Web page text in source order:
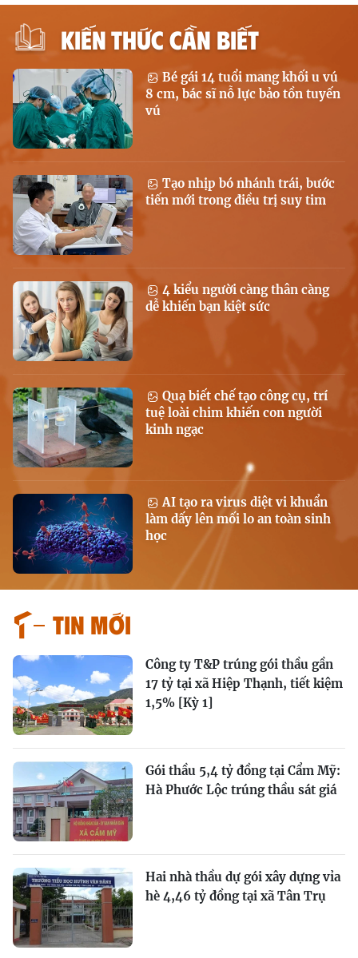
KIẾN THỨC CẦN BIẾT
Bé gái 14 tuổi mang khối u vú
8 cm, bác sĩ nỗ lực bảo tồn tuyến
vú
Tạo nhịp bó nhánh trái, bước
tiến mới trong điều trị suy tim
4 kiểu người càng thân càng
dễ khiến bạn kiệt sức
Quạ biết chế tạo công cụ, trí
tuệ loài chim khiến con người
kinh ngạc
AI tạo ra virus diệt vi khuẩn
làm dấy lên mối lo an toàn sinh
học
Tin mới
Công ty T&P trúng gói thầu gần
17 tỷ tại xã Hiệp Thạnh, tiết kiệm
1,5% [Kỳ 1]
Gói thầu 5,4 tỷ đồng tại Cẩm Mỹ:
Hà Phước Lộc trúng thầu sát giá
Hai nhà thầu dự gói xây dựng vỉa
hè 4,46 tỷ đồng tại xã Tân Trụ